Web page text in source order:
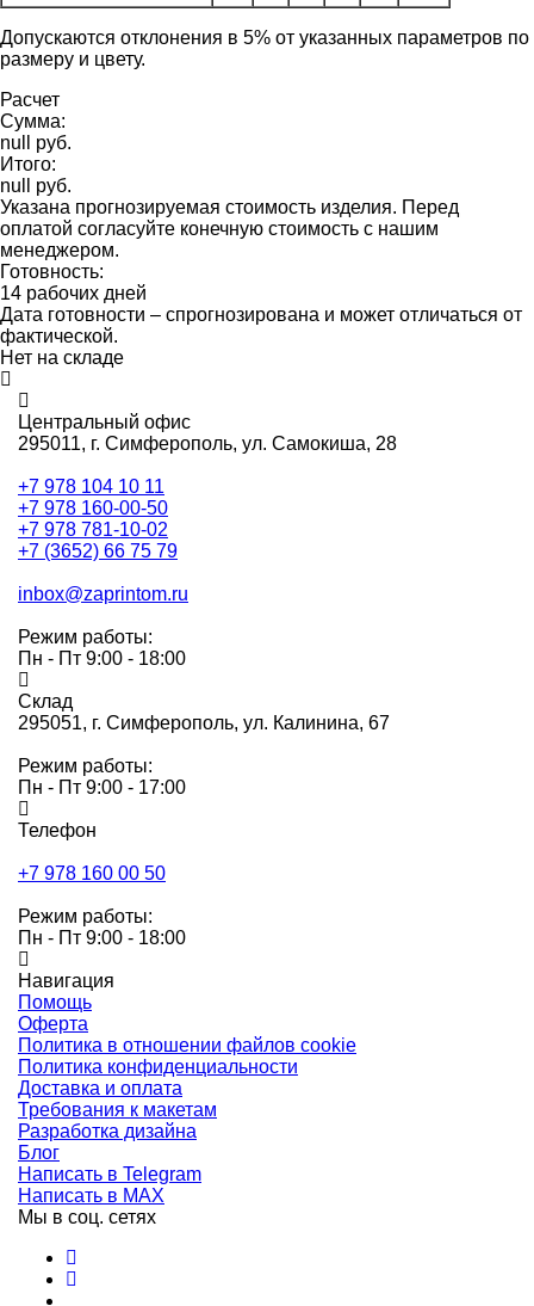
Допускаются отклонения в 5% от указанных параметров по
размеру и цвету.
Расчет
Сумма:
null руб.
Итого:
null руб.
Указана прогнозируемая стоимость изделия. Перед
оплатой согласуйте конечную стоимость с нашим
менеджером.
Готовность:
14 рабочих дней
Дата готовности – спрогнозирована и может отличаться от
фактической.
Нет на складе
Центральный офис
295011, г. Симферополь, ул. Самокиша, 28
+7 978 104 10 11
+7 978 160-00-50
+7 978 781-10-02
+7 (3652) 66 75 79
inbox@zaprintom.ru
Режим работы:
Пн - Пт 9:00 - 18:00
Склад
295051, г. Симферополь, ул. Калинина, 67
Режим работы:
Пн - Пт 9:00 - 17:00
Телефон
+7 978 160 00 50
Режим работы:
Пн - Пт 9:00 - 18:00
Навигация
Помощь
Оферта
Политика в отношении файлов cookie
Политика конфиденциальности
Доставка и оплата
Требования к макетам
Разработка дизайна
Блог
Написать в Telegram
Написать в MAX
Мы в соц. сетях